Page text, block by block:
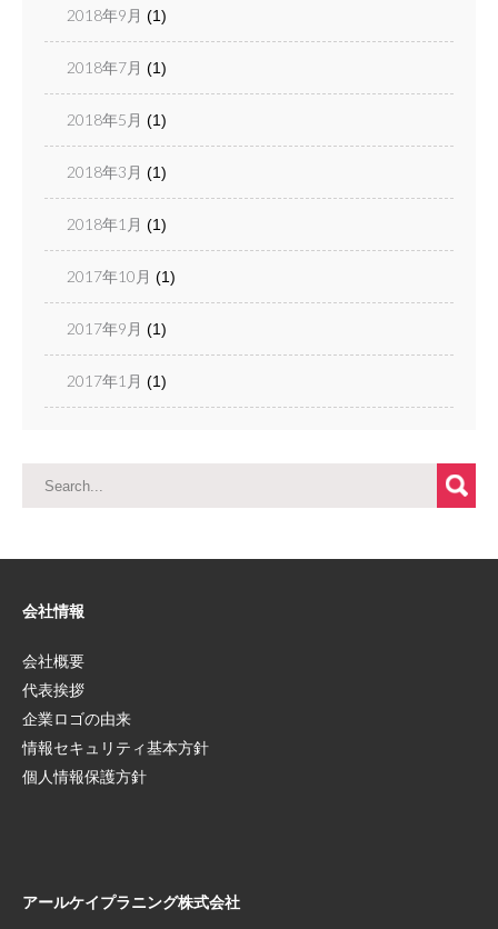
2018年9月 (1)
2018年7月 (1)
2018年5月 (1)
2018年3月 (1)
2018年1月 (1)
2017年10月 (1)
2017年9月 (1)
2017年1月 (1)
会社情報
会社概要
代表挨拶
企業ロゴの由来
情報セキュリティ基本方針
個人情報保護方針
アールケイプラニング株式会社